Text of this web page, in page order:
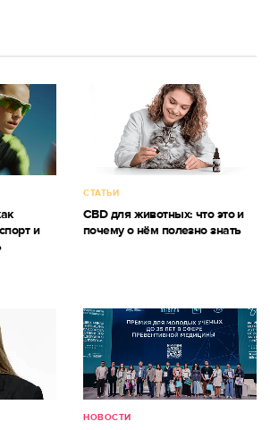
и
СТАТЬИ
CBD для животных: что это и
почему о нём полезно знать
НОВОСТИ